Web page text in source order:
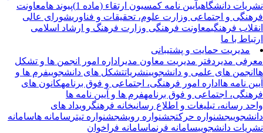
دانشگاهیآیین نامه کمسیون ارتقاء (ماده 1) پیوند هامعاونت
و اجتماعی وزارت علوم، تحقیقات و فناوریشورای عالی
فرهنگیمعاونت فرهنگی وزارت فرهنگ و ارشاد اسلامی
با ما
مدیریت حمایت و پشتیبانی
مدیردفتر مدیریتمعاون مدیراداره امور انجمن ها و تشکل
انجمن های علمی و دانشجویینشریاتتشکل های دانشجوییفرم ها و
نامه هااداره امور فرهنگی، اجتماعی و فوق برنامهکانون های
اجتماعی و فوق برنامهفرم ها و آیین نامه ها
رسانه، تبلیغات و اطلاع رسانیخانه فرهنگرویداد های
جشنواره حرکتجشنواره رویشجشنواره تیترسامانه هاسامانه
دانشجوییسامانه فرنماسامانه فراخوان